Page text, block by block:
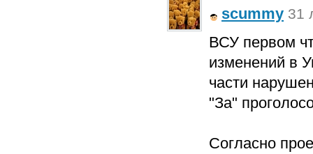
scummy 31
ВСУ первом
изменений в
части
"За"
Согласно